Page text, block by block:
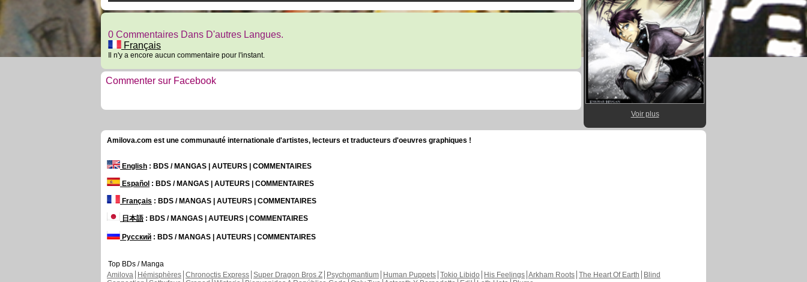
0 Commentaires Dans D'autres Langues.
Français
Il n'y a encore aucun commentaire pour l'instant.
Commenter sur Facebook
Voir plus
Amilova.com est une communauté internationale d'artistes, lecteurs et traducteurs d'oeuvres graphiques !
English : BDS / MANGAS | AUTEURS | COMMENTAIRES
Español : BDS / MANGAS | AUTEURS | COMMENTAIRES
Français : BDS / MANGAS | AUTEURS | COMMENTAIRES
日本語: BDS / MANGAS | AUTEURS | COMMENTAIRES
Русский : BDS / MANGAS | AUTEURS | COMMENTAIRES
Top BDs / Manga
Amilova
Hémisphères Chronoctis Express Super Dragon Bros Z Psychomantium Human Puppets Tokio Libido His Feelings Arkham Roots The Heart Of Earth
Blind